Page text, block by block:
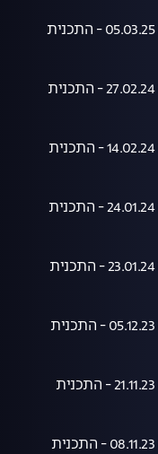
היום שהיה 05.03.25 - התכנית
היום שהיה 27.02.24 - התכנית
היום שהיה 14.02.24 - התכנית
היום שהיה 24.01.24 - התכנית
היום שהיה 23.01.24 - התכנית
היום שהיה 05.12.23 - התכנית
היום שהיה 21.11.23 - התכנית
היום שהיה 08.11.23 - התכנית